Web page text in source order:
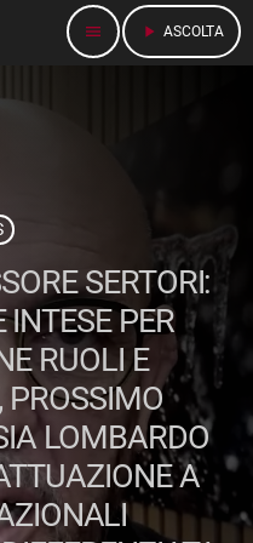
menu play_arrow ASCOLTA
SERTORI:
PER
RUOLI E
PROSSIMO
LOMBARDO
A